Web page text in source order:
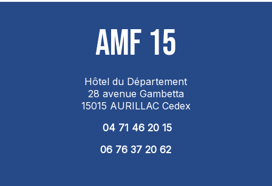
AMF 15
Hôtel du Département
28 avenue Gambetta
15015 AURILLAC Cedex
04 71 46 20 15
06 76 37 20 62